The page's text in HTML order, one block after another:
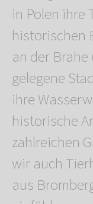
in Polen ihre
historischen
an der
gelegene
ihre
historische
zahlreichen
wir auch
aus